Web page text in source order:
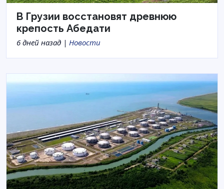
В Грузии восстановят древнюю
крепость Абедати
6 дней назад | Новости